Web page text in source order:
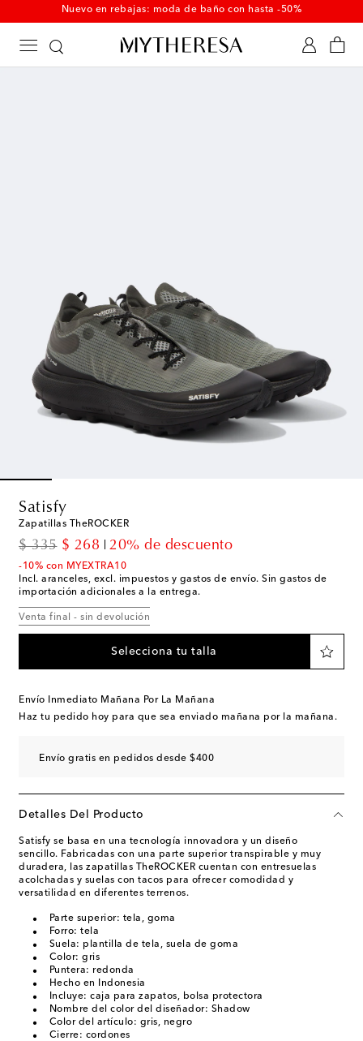
Nuevo en rebajas: moda de baño con hasta -50%
Satisfy
Zapatillas TheROCKER
$ 335
original price
$ 268
discount price20% de descuento
-10% con MYEXTRA10
Incl. aranceles, excl. impuestos y gastos de envío. Sin gastos de
importación adicionales a la entrega.
Venta final - sin devolución
Selecciona tu talla
Envío Inmediato Mañana Por La Mañana
Haz tu pedido hoy para que sea enviado mañana por la mañana.
Envío gratis en pedidos desde $400
Detalles Del Producto
Satisfy se basa en una tecnología innovadora y un diseño
sencillo. Fabricadas con una parte superior transpirable y muy
duradera, las zapatillas TheROCKER cuentan con entresuelas
acolchadas y suelas con tacos para ofrecer comodidad y
versatilidad en diferentes terrenos.
Parte superior: tela, goma
Forro: tela
Suela: plantilla de tela, suela de goma
Color: gris
Puntera: redonda
Hecho en Indonesia
Incluye: caja para zapatos, bolsa protectora
Nombre del color del diseñador: Shadow
Color del artículo: gris, negro
Cierre: cordones